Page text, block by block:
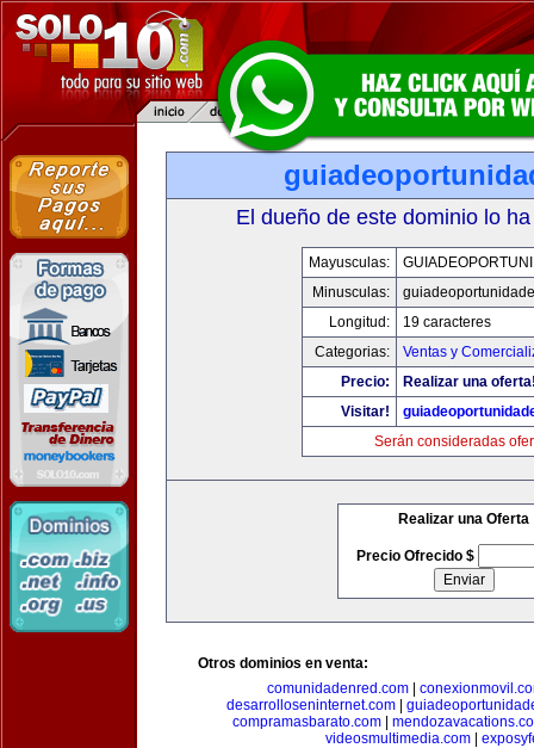
El dueño de este dominio lo
Mayusculas:
Minusculas:
Longitud:
19 caracteres
Categorias:
Ventas y
Precio:
Realizar una
Visitar!
Serán consideradas
Realizar una Oferta
Precio Ofrecido $
Otros dominios en venta:
comunidadenred.com|
desarrolloseninternet.com
compramasbarato.com|
videosmultimedia.com